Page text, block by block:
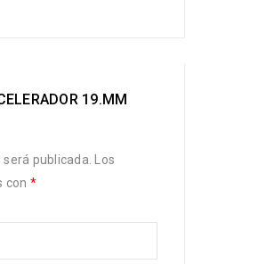
19.MM
publicada.
Los
con *